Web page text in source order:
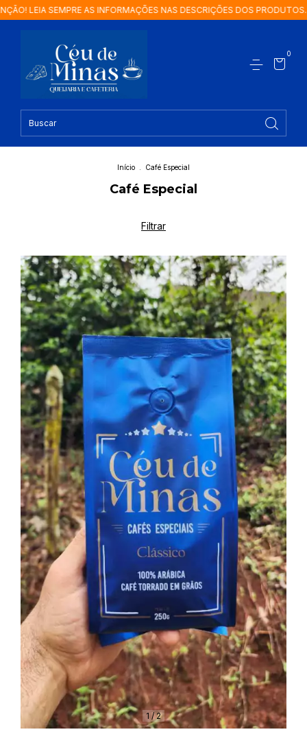
AS INFORMAÇÕES NAS DESCRIÇÕES DOS PRODUTOS. ATENÇÃO!
0
Início Café Especial
Café Especial
Filtrar
1 /2